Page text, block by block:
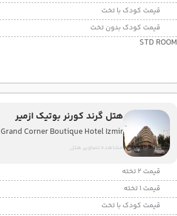
قیمت کودک با تخت
قیمت کودک بدون تخت
STD ROOM
هتل گرند کورنر بوتیک ازمیر
Grand Corner Boutique Hotel Izmir
مشاهده تصاویر هتل
قیمت 2 تخته
قیمت 1 تخته
قیمت کودک با تخت